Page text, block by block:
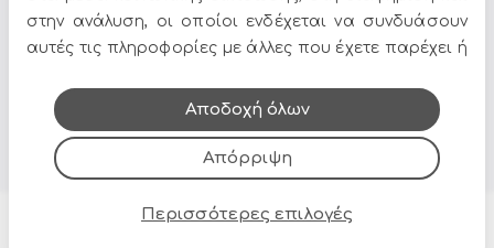
στην ανάλυση, οι οποίοι ενδέχεται να συνδυάσουν
αυτές τις πληροφορίες με άλλες που έχετε παρέχει ή
τους.
Απόρριψη
Αποδοχή όλων
Περισσότερες επιλογές